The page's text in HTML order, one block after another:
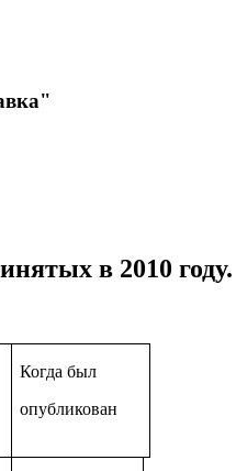
в 2010 году.
Когда был
опубликован